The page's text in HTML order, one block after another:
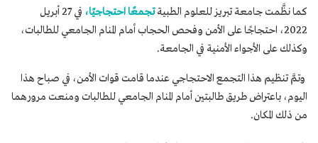
كما نظَّمت جامعة تبريز للعلوم الطبيةتجمعًا احتجاجيًا،
في 27 أبريل
2022، احتجاجًا على الأمن وفحص الحجاب أمام المنام الجامعي للطالبات،
وكذلك على الأجواء الأمنية في الجامعة.
وتمَّ تنظيم هذا التجمع الاحتجاجي عندما قامت قوات الأمن، في صباح هذا
اليوم، باعتراض طريق طالبتين أمام المنام الجامعي للطالبات ومنعت مرورهما
من ذلك المكان.